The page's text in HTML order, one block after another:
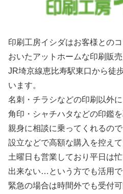
印刷工房イシダはお客様との
おいたアットホームな印刷販売
JR埼京線恵比寿駅東口から徒
います。
名刺・チラシなどの印刷以外
角印・シャチハタなどの印鑑を
親身に相談に乗ってくれるの
設立などで高額な購入を控え
土曜日も営業しており平日は
出来ない…という方でも活用で
緊急の場合は時間外でも受付